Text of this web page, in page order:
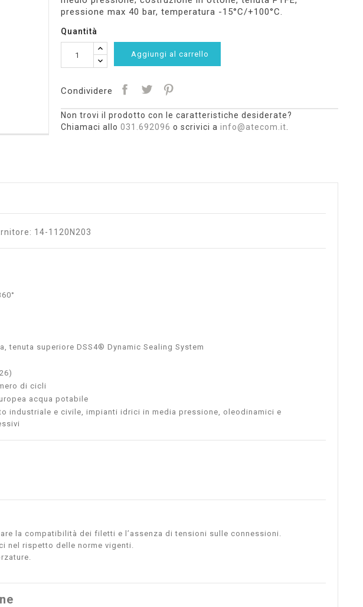
pressione max 40 bar, temperatura -15°C/+100°C.
Quantità
Aggiungi al carrello
Condividere
Non trovi il prodotto con le caratteristiche desiderate?
Chiamaci allo 031.692096 o scrivici a info@atecom.it
14-1120N203
tenuta superiore DSS4® Dynamic Sealing System
di cicli
acqua potabile
industriale e civile, impianti idrici in media pressione, oleodinamici e
la compatibilità dei filetti e l’assenza di tensioni sulle connessioni.
nel rispetto delle norme vigenti.